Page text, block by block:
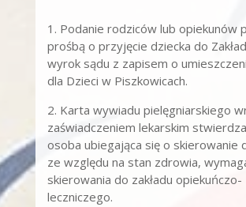
1. Podanie rodziców lub opiekunów
prośbą o przyjęcie dziecka do
wyrok sądu z zapisem o
dla Dzieci w Piszkowicach.
2. Karta wywiadu pielęgniarskiego
zaświadczeniem lekarskim
osoba ubiegająca się o skierowanie
ze względu na stan zdrowia,
skierowania do zakładu opiekuńczo-
leczniczego.